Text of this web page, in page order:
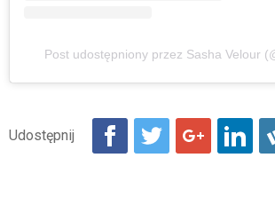
Post udostępniony przez Sasha Velour